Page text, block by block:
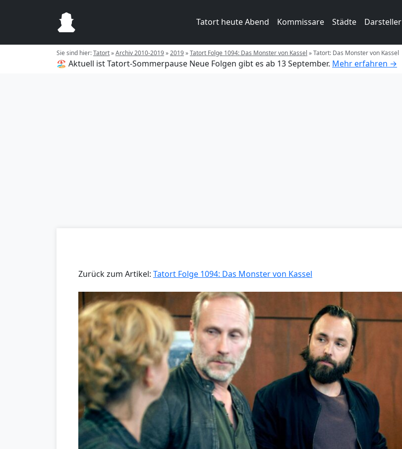
Tatort heute Abend Kommissare Städte Darsteller
Sie sind hier:Tatort»Archiv 2010-2019»2019»Tatort Folge 1094: Das Monster von Kassel »Tatort: Das Monster von Kassel
🏖️ Aktuell ist Tatort-Sommerpause Neue Folgen gibt es ab 13 September. Mehr erfahren →
Zurück zum Artikel: Tatort Folge 1094: Das Monster von Kassel